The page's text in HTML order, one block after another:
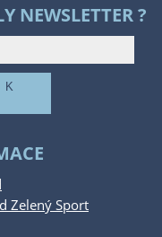
NEWSLETTER ?
Zelený Sport